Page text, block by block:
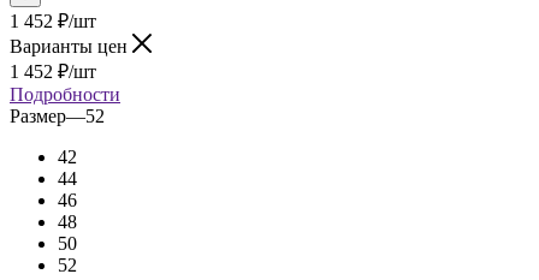
1 452 ₽/шт
Варианты цен
1 452 ₽/шт
Подробности
Размер—52
42
44
46
48
50
52